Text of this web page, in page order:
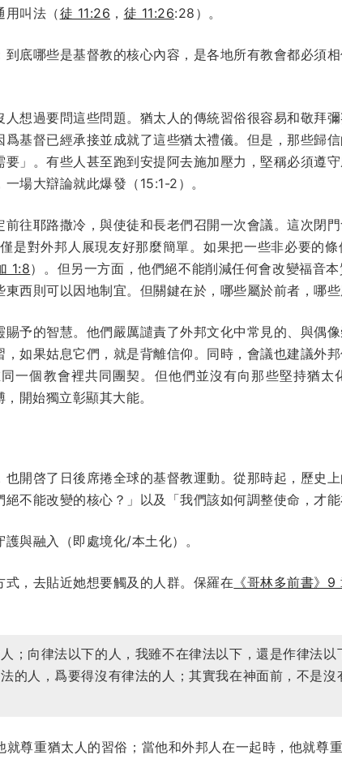
用叫法（徒 11:26 ， 徒 11:26:28）。
底哪些是基督教的核心內容，是各地所有教會都必須
想過要問這些問題。猶太人的傳統習俗很容易和敬拜
基督已經承接並成就了這些猶太禮儀。但是，那些歸
要」。有些人甚至跑到安提阿去施加壓力，堅稱必須
場大辯論就此爆發（15:1-2）。
往耶路撒冷，與使徒和長老們召開一次會議。這次閉
是對外邦人展現友好那麼簡單。如果把一些非必要的
1:8）。但另一方面，他們絕不能削減任何會改變福音本
西則可以因地制宜。但關鍵在於，哪些屬於前者，哪些
予的智慧。他們嚴厲譴責了外邦文化中常見的、與偶
如果姑息它們，就是背離信仰。同時，會議也建議外
一個教會裡共同團契。但他們並沒有向那些堅持猶太
開始獨立彰顯其大能。
開啓了日後席捲全球的基督教運動。從那時起，歷史
不能改變的核心？」以及「我們該如何調整使命，才能
與融入（即處境化/本土化）。
，去貼近她想要觸及的人群。保羅在 《哥林多前書》9
；向律法以下的人，我雖不在律法以下，還是作律法
的人，爲要得沒有律法的人；其實我在神面前，不是
尊重猶太人的習俗；當他和外邦人在一起時，他就尊